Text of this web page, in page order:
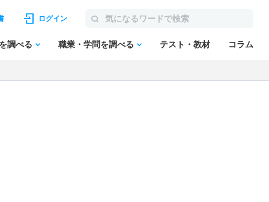
ログイン
調べる 職業・学問を調べる テスト・教材 コラム